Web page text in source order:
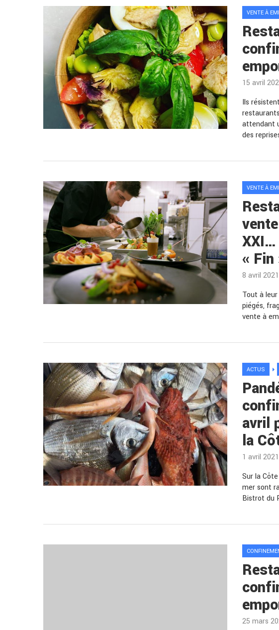
VENTE À
15 avril
Ils
attendant
des
VENTE À
XXI…
« Fin
8 avril 2021
Tout à
piégés,
vente à
ACTUS
avril
la
1 avril 2021
Sur la
mer sont
Bistrot du
25 mars